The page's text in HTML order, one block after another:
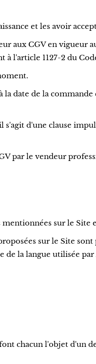
et les avoir
aux CGV en vigueur
l'article 1127-2 du
date de la
d'une clause
par le vendeur
sur le Site
sur le Site
de la langue utilisée par
chacun l'objet d'un